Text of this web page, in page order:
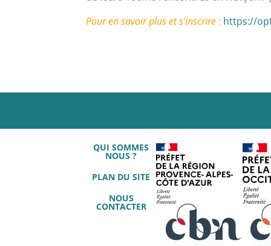
Pour en savoir plus et s'inscrire : https://
QUI SOMMES
NOUS ?
PLAN DU SITE
NOUS
CONTACTER